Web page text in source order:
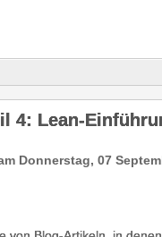
4: Lean-
Donnerstag, 07